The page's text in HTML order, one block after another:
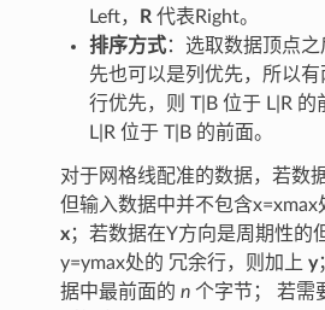
Left，
R代表Right。
排序方式：选取数据顶点
先也可以是列优先，所以
行优先，则 T|B 位于 L|R 的
L|R 位于 T|B 的前面。
对于网格线配准的数据，若数
但输入数据中并不包含x=xmax
x；若数据在Y方向是周期性的
y=ymax处的 冗余行，则加上 y
据中最前面的 n个字节； 若需